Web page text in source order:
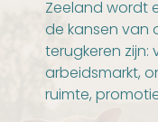
Zeeland wordt
de kansen van
terugkeren zijn:
arbeidsmarkt,
ruimte,